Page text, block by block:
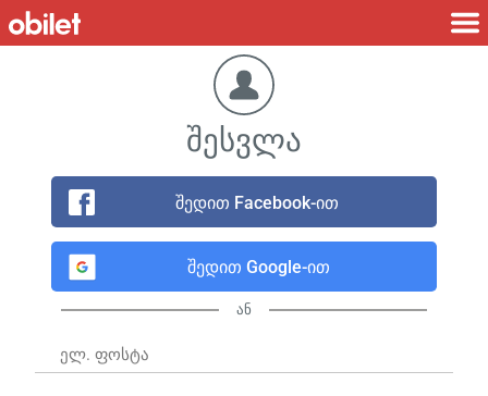
შესვლა
შედით Facebook-ით
შედით Google-ით
ან